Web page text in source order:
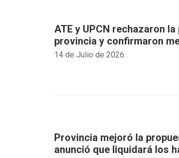
14 de Julio de 2026
ATE y UPCN rechazaron
provincia y confirmaron
Provincia mejoró la
anunció que liquidará los